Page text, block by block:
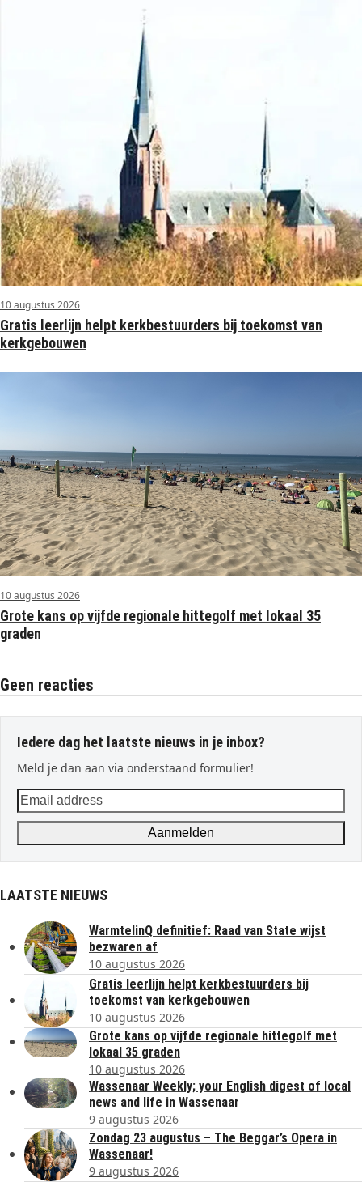
10 augustus 2026
Gratis leerlijn helpt kerkbestuurders bij toekomst van
kerkgebouwen
10 augustus 2026
Grote kans op vijfde regionale hittegolf met lokaal 35
graden
Geen reacties
Iedere dag het laatste nieuws in je inbox?
Meld je dan aan via onderstaand formulier!
Email
address
Aanmelden
LAATSTE NIEUWS
WarmtelinQ definitief: Raad van State wijst
bezwaren af
10 augustus 2026
Gratis leerlijn helpt kerkbestuurders bij
toekomst van kerkgebouwen
10 augustus 2026
Grote kans op vijfde regionale hittegolf met
lokaal 35 graden
10 augustus 2026
Wassenaar Weekly; your English digest of local
news and life in Wassenaar
9 augustus 2026
Zondag 23 augustus – The Beggar’s Opera in
Wassenaar!
9 augustus 2026